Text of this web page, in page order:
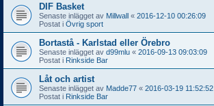
DIF Basket
Senaste inlägget av Millwall « 2016-12-10 00:26:09
Postat i Övrig sport
Bortastå - Karlstad eller Örebro
Senaste inlägget av d99mlu « 2016-09-13 09:03:09
Postat i Rinkside Bar
Låt och artist
Senaste inlägget av Madde77 « 2016-03-19 11:52:52
Postat i Rinkside Bar